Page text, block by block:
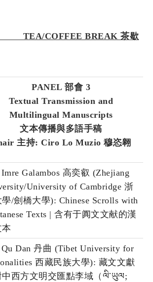
TEA/COFFEE BREAK 茶歇
PANEL 部會 3
Textual Transmission and
Multilingual Manuscripts
文本傳播與多語手稿
主持: Ciro Lo Muzio 穆恣翱
Galambos 高奕叡 (Zhejiang
University of Cambridge 浙
/劍橋大學): Chinese Scrolls with
Texts | 含有于阗文文献的漢
Dan 丹曲 (Tibet University for
西藏民族大學): 藏文文獻
中西方文明交匯點李域（ལི་ཡུལ;